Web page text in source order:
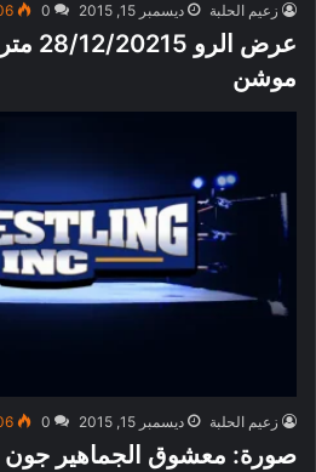
زعيم الحلبة ديسمبر 15, 2015 0
موشن
زعيم الحلبة ديسمبر 15, 2015 0
صورة: معشوق الجماهير جون